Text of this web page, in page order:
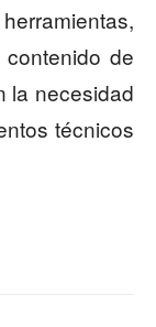
de
la necesidad
técnicos